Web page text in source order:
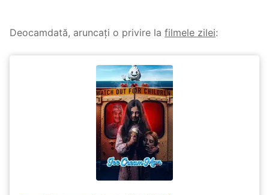
Deocamdată, aruncați o privire la filmele zilei: